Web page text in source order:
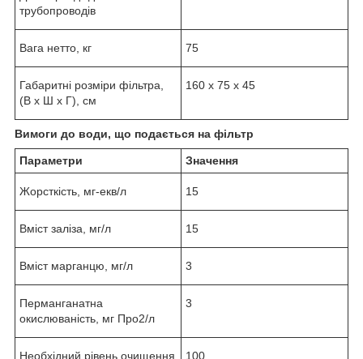
трубопроводів
Вага нетто, кг 75
Габаритні розміри фільтра,
(В х Ш х Г), см
160 х 75 х 45
Вимоги до води, що подається на фільтр
Параметри Значення
Жорсткість, мг-екв/л 15
Вміст заліза, мг/л 15
Вміст марганцю, мг/л 3
Перманганатна
окислюваність, мг Про2/л
3
Необхідний рівень очищення
100